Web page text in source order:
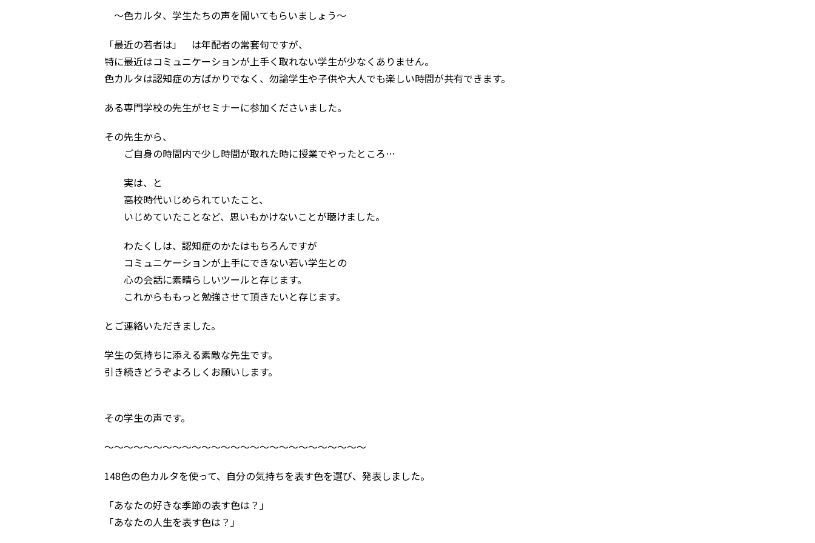
～色カルタ、学生たちの声を聞いてもらいましょう～
「最近の若者は」 は年配者の常套句ですが、
特に最近はコミュニケーションが上手く取れない学生が少なくありません。
色カルタは認知症の方ばかりでなく、勿論学生や子供や大人でも楽しい時間が共有できます。
ある専門学校の先生がセミナーに参加くださいました。
その先生から、
ご自身の時間内で少し時間が取れた時に授業でやったところ…
実は、と
高校時代いじめられていたこと、
いじめていたことなど、思いもかけないことが聴けました。
わたくしは、認知症のかたはもちろんですが
コミュニケーションが上手にできない若い学生との
心の会話に素晴らしいツールと存じます。
これからももっと勉強させて頂きたいと存じます。
とご連絡いただきました。
学生の気持ちに添える素敵な先生です。
引き続きどうぞよろしくお願いします。
その学生の声です。
～～～～～～～～～～～～～～～～～～～～～～～～～～～
148色の色カルタを使って、自分の気持ちを表す色を選び、発表しました。
「あなたの好きな季節の表す色は？」
「あなたの人生を表す色は？」